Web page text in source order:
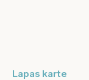
Lapas karte